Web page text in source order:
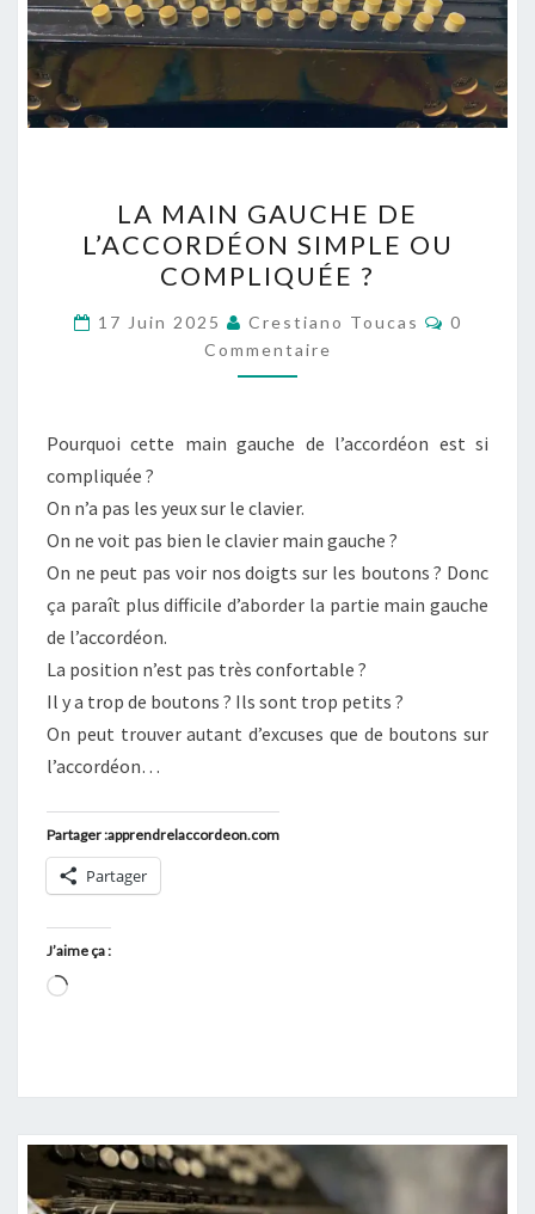
MAIN
GAUCHE
DE
L’ACCORDÉON
SIMPLE
OU
?
LA MAIN GAUCHE DE
L’ACCORDÉON SIMPLE OU
COMPLIQUÉE ?
17 Juin 2025 Crestiano Toucas
0
Commentaire
Pourquoi cette main gauche de l’accordéon est si
compliquée ?
On n’a pas les yeux sur le clavier.
On ne voit pas bien le clavier main gauche ?
On ne peut pas voir nos doigts sur les boutons ? Donc
ça paraît plus difficile d’aborder la partie main gauche
de l’accordéon.
La position n’est pas très confortable ?
Il y a trop de boutons ? Ils sont trop petits ?
On peut trouver autant d’excuses que de boutons sur
l’accordéon…
Partager :apprendrelaccordeon.com
Partager
J’aime ça :
Chargement…